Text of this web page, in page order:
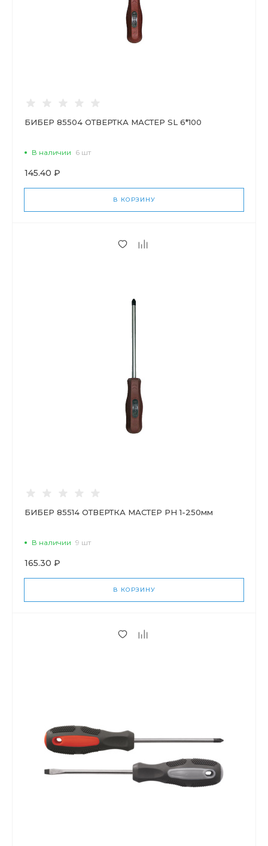
БИБЕР 85504 ОТВЕРТКА МАСТЕР SL 6*100
В наличии 6 шт
145.40 ₽
В КОРЗИНУ
БИБЕР 85514 ОТВЕРТКА МАСТЕР РН 1-250мм
В наличии 9 шт
165.30 ₽
В КОРЗИНУ